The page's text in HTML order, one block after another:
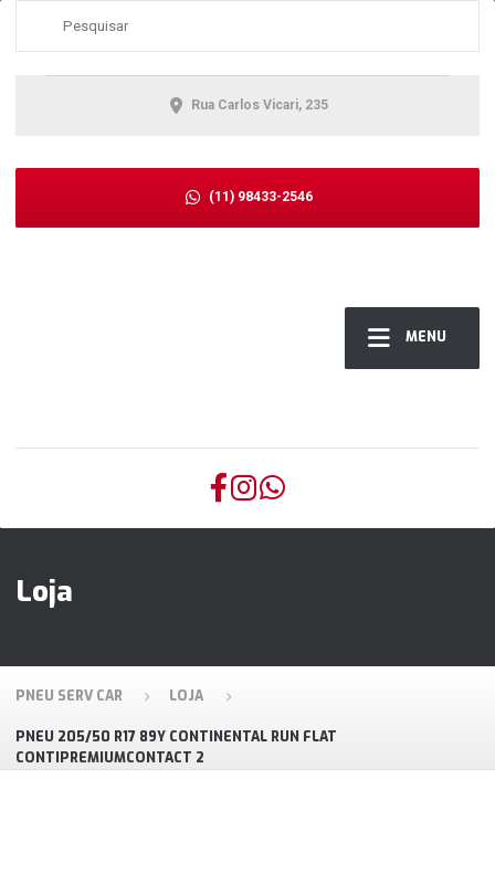
MENU
Rua Carlos Vicari, 235
(11) 98433-2546
Loja
PNEU SERV CAR LOJA
PNEU 205/50 R17 89Y CONTINENTAL RUN FLAT
CONTIPREMIUMCONTACT 2